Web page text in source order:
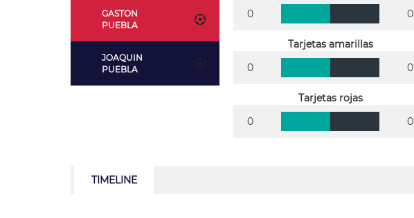
GASTON
PUEBLA
JOAQUIN
PUEBLA
0 0
Tarjetas amarillas
0
0
Tarjetas rojas
0
0
TIMELINE